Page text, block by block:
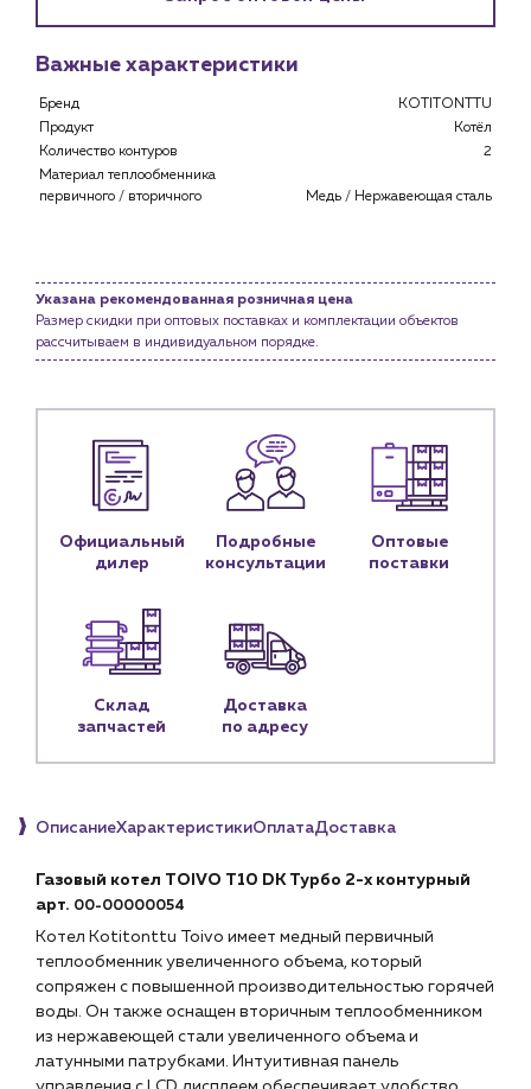
Каталог
Клиентам
Специализированным магазинам
Снабженцам и подрядным организациям
Монтажным бригадам
Предприятиям и юр.лицам
О компании
История компании
Водоснабжение и теплоснабжение
Сервис и обслуживание инженерных систем
Доставка
Портфолио
Новости
Контакты
Контактные данные
Наши партнёры
+7 (918) 070-19-79
Важные характеристики
Бренд
KOTITONTTU
Продукт
Котёл
Количество контуров
2
Материал теплообменника
первичного / вторичного
Медь / Нержавеющая сталь
Указана рекомендованная розничная цена
Размер скидки при оптовых поставках и комплектации объектов
рассчитываем в индивидуальном порядке.
Официальный
дилер
Подробные
консультации
Оптовые
поставки
Склад
запчастей
Доставка
по адресу
ОписаниеХарактеристикиОплатаДоставка
Газовый котел TOIVO T10 DK Турбо 2-х контурный
арт. 00-00000054
Котел Kotitonttu Toivo имеет медный первичный
теплообменник увеличенного объема, который
сопряжен с повышенной производительностью горячей
воды. Он также оснащен вторичным теплообменником
из нержавеющей стали увеличенного объема и
латунными патрубками. Интуитивная панель